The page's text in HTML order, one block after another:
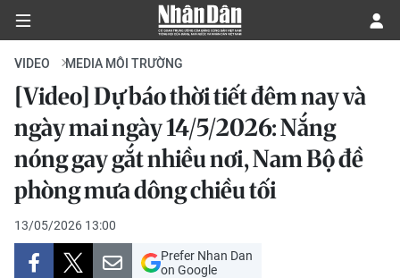
CHÍNH TRỊ
KINH TẾ
VĂN HÓA
XÃ HỘI
VIDEO MEDIA MÔI TRƯỜNG
[Video] Dự báo thời tiết đêm nay và
ngày mai ngày 14/5/2026: Nắng
nóng gay gắt nhiều nơi, Nam Bộ đề
phòng mưa dông chiều tối
13/05/2026 13:00
Prefer Nhan Dan
on Google